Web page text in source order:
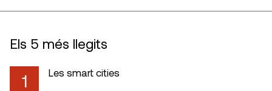
Els 5 més llegits
1 Les smart cities